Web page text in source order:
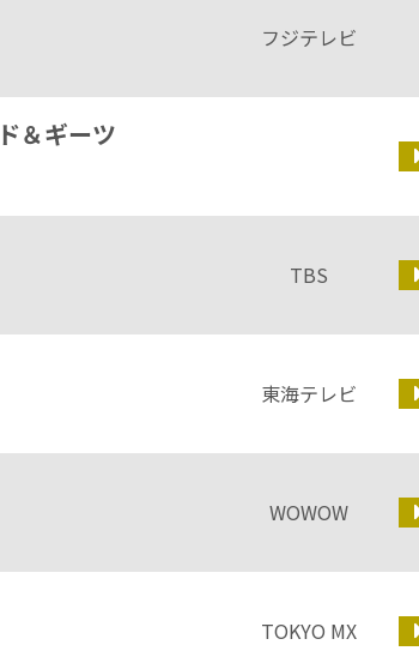
フジテレビ
＆ギーツ
TBS
東海テレビ
WOWOW
TOKYO MX